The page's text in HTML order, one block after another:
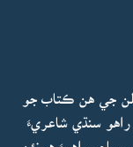
جي هن ڪتاب جو
راهو سنڌي شاعريءَ
ساحر راهوءَ هونئن